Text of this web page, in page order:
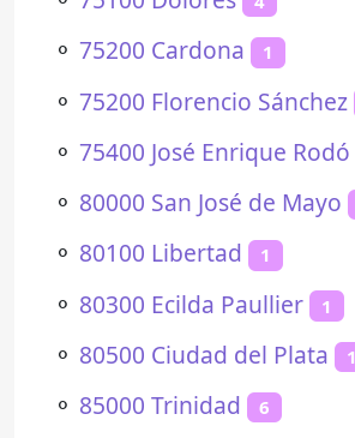
⚬ 75200 Cardona 1
⚬ 75200 Florencio Sánchez
⚬ 75400 José Enrique Rodó
⚬ 80000 San José de Mayo
⚬ 80100 Libertad 1
⚬ 80300 Ecilda Paullier 1
⚬ 80500 Ciudad del Plata 1
⚬ 85000 Trinidad 6